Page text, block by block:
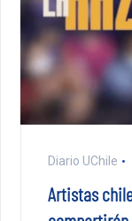
Diario UChile
Artistas